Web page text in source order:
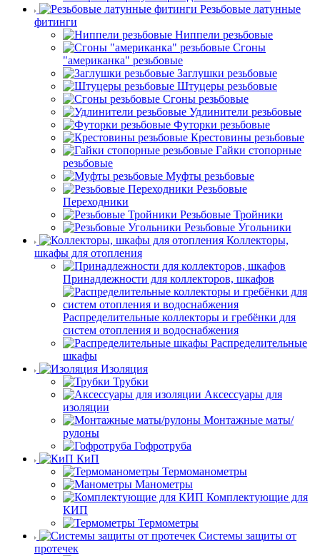
Резьбовые латунные
фитинги
Ниппели резьбовые
Сгоны
"американка" резьбовые
Заглушки резьбовые
Штуцеры резьбовые
Сгоны резьбовые
Удлинители резьбовые
Футорки резьбовые
Крестовины резьбовые
Гайки стопорные
резьбовые
Муфты резьбовые
Резьбовые
Переходники
Резьбовые Тройники
Резьбовые Угольники
Коллекторы,
шкафы для отопления
Принадлежности для коллекторов, шкафов
Распределительные коллекторы и гребёнки для
систем отопления и водоснабжения
Распределительные
шкафы
Изоляция
Трубки
Аксессуары для
изоляции
Монтажные маты/
рулоны
Гофротруба
КиП
Термоманометры
Манометры
Комплектующие для
КИП
Термометры
Системы защиты от
протечек